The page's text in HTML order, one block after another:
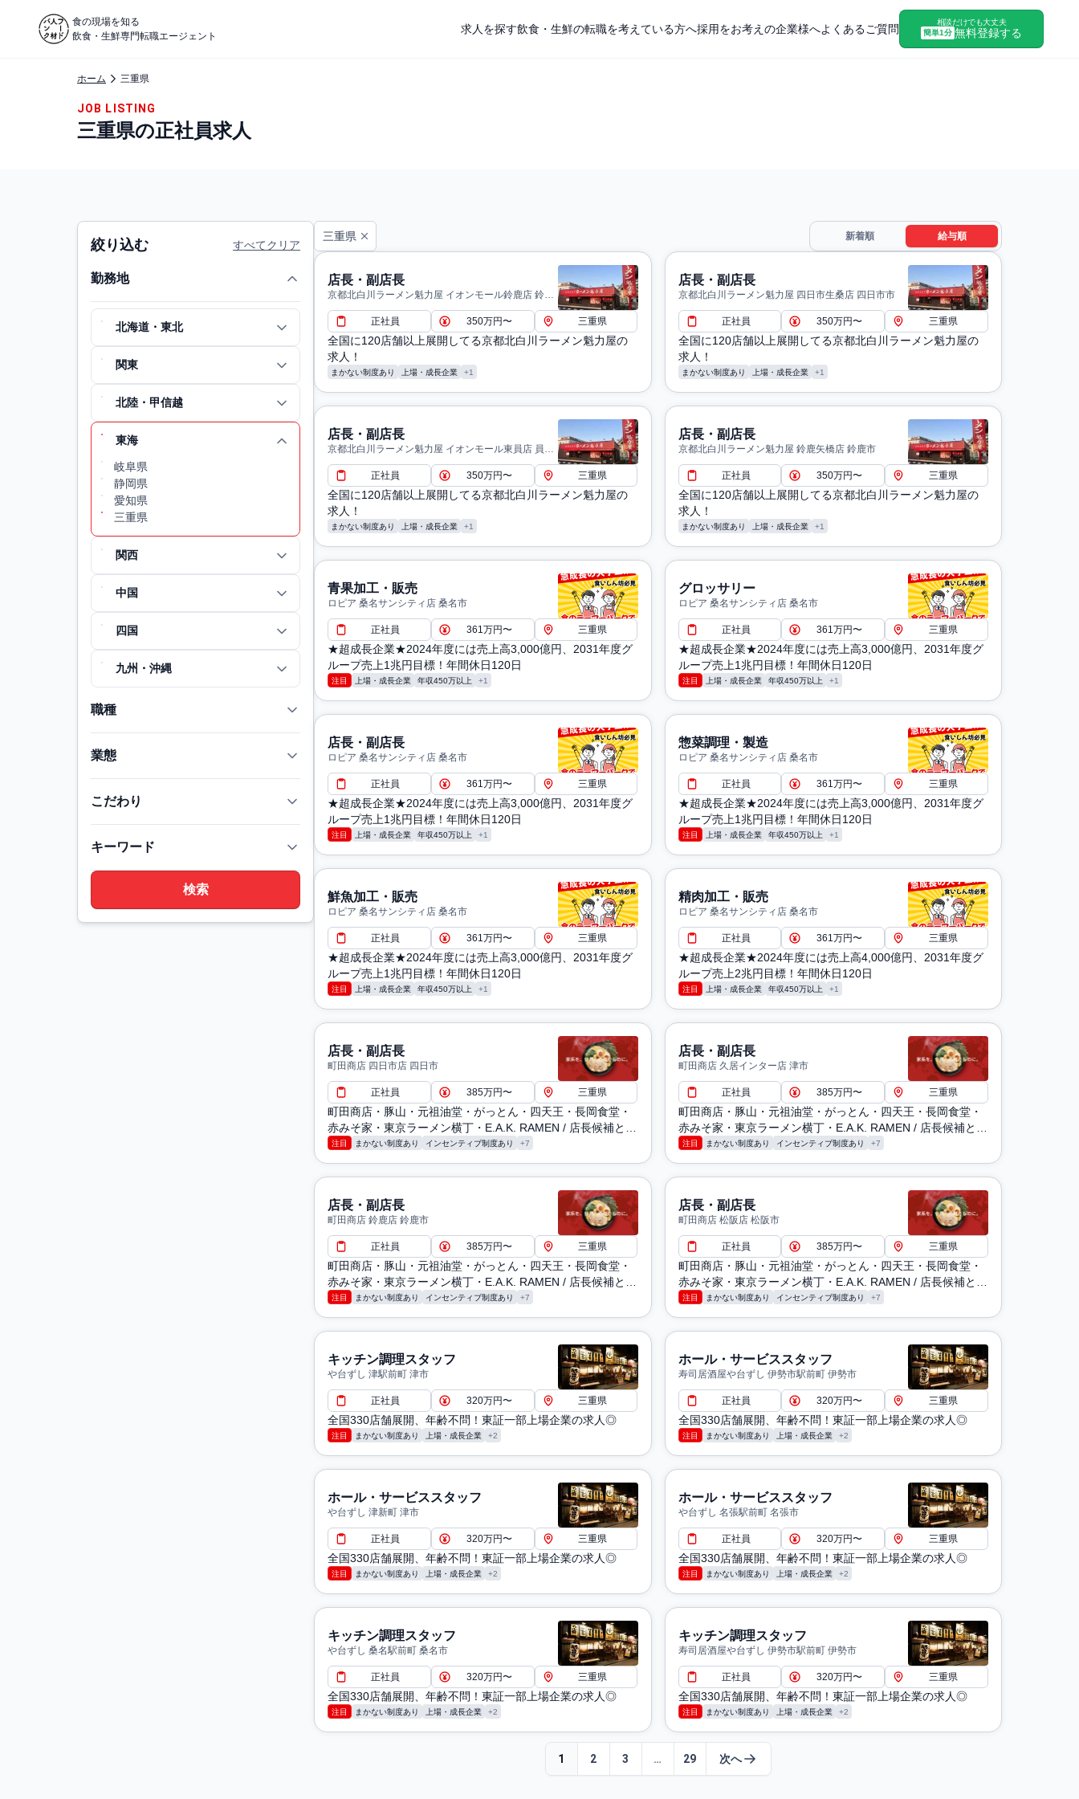
食の現場を知る
飲食・生鮮専門転職エージェント
求人を探す飲食・生鮮の転職を考えている方へ採用をお考えの企業様へよくあるご質問
相談だけでも大丈夫
簡単1分 無料登録する
ホーム 三重県
JOB LISTING
三重県の正社員求人
絞り込む すべてクリア
勤務地
北海道・東北
関東
北陸・甲信越
東海
岐阜県
静岡県
愛知県
三重県
関西
中国
四国
九州・沖縄
職種
業態
こだわり
キーワード
三重県 新着順 給与順
店長・副店長
京都北白川ラーメン魁力屋 イオンモール鈴鹿店 鈴鹿
市
正社員
350万円〜 三重県
全国に120店舗以上展開してる京都北白川ラーメン魁力屋の
求人！
まかない制度あり 上場・成長企業 +1
店長・副店長
京都北白川ラーメン魁力屋 四日市生桑店 四日市市
正社員 350万円〜 三重県
全国に120店舗以上展開してる京都北白川ラーメン魁力屋の
求人！
まかない制度あり 上場・成長企業 +1
店長・副店長
京都北白川ラーメン魁力屋 イオンモール東員店 員弁
郡東員町
正社員
350万円〜 三重県
全国に120店舗以上展開してる京都北白川ラーメン魁力屋の
求人！
まかない制度あり 上場・成長企業 +1
店長・副店長
京都北白川ラーメン魁力屋 鈴鹿矢橋店 鈴鹿市
正社員 350万円〜 三重県
全国に120店舗以上展開してる京都北白川ラーメン魁力屋の
求人！
まかない制度あり 上場・成長企業 +1
青果加工・販売
ロピア 桑名サンシティ店 桑名市
正社員 361万円〜 三重県
★超成長企業★2024年度には売上高3,000億円、2031年度グ
ループ売上1兆円目標！年間休日120日
注目 上場・成長企業 年収450万以上 +1
グロッサリー
ロピア 桑名サンシティ店 桑名市
正社員 361万円〜 三重県
★超成長企業★2024年度には売上高3,000億円、2031年度グ
ループ売上1兆円目標！年間休日120日
注目 上場・成長企業 年収450万以上 +1
店長・副店長
ロピア 桑名サンシティ店 桑名市
正社員 361万円〜 三重県
★超成長企業★2024年度には売上高3,000億円、2031年度グ
ループ売上1兆円目標！年間休日120日
注目 上場・成長企業 年収450万以上 +1
惣菜調理・製造
ロピア 桑名サンシティ店 桑名市
正社員 361万円〜 三重県
★超成長企業★2024年度には売上高3,000億円、2031年度グ
ループ売上1兆円目標！年間休日120日
注目 上場・成長企業 年収450万以上 +1
鮮魚加工・販売
ロピア 桑名サンシティ店 桑名市
正社員 361万円〜 三重県
★超成長企業★2024年度には売上高3,000億円、2031年度グ
ループ売上1兆円目標！年間休日120日
注目 上場・成長企業 年収450万以上 +1
精肉加工・販売
ロピア 桑名サンシティ店 桑名市
正社員 361万円〜 三重県
★超成長企業★2024年度には売上高4,000億円、2031年度グ
ループ売上2兆円目標！年間休日120日
注目 上場・成長企業 年収450万以上 +1
店長・副店長
町田商店 四日市店 四日市
正社員 385万円〜 三重県
町田商店・豚山・元祖油堂・がっとん・四天王・長岡食堂・
赤みそ家・東京ラーメン横丁・E.A.K. RAMEN / 店長候補とし
ての業務（仕込み・調理・洗浄・発注・シフト管理・売上管
注目 まかない制度あり インセンティブ制度あり +7
店長・副店長
町田商店 久居インター店 津市
正社員 385万円〜 三重県
町田商店・豚山・元祖油堂・がっとん・四天王・長岡食堂・
赤みそ家・東京ラーメン横丁・E.A.K. RAMEN / 店長候補とし
ての業務（仕込み・調理・洗浄・発注・シフト管理・売上管
注目 まかない制度あり インセンティブ制度あり +7
店長・副店長
町田商店 鈴鹿店 鈴鹿市
正社員 385万円〜 三重県
町田商店・豚山・元祖油堂・がっとん・四天王・長岡食堂・
赤みそ家・東京ラーメン横丁・E.A.K. RAMEN / 店長候補とし
ての業務（仕込み・調理・洗浄・発注・シフト管理・売上管
注目 まかない制度あり インセンティブ制度あり +7
店長・副店長
町田商店 松阪店 松阪市
正社員 385万円〜 三重県
町田商店・豚山・元祖油堂・がっとん・四天王・長岡食堂・
赤みそ家・東京ラーメン横丁・E.A.K. RAMEN / 店長候補とし
ての業務（仕込み・調理・洗浄・発注・シフト管理・売上管
注目 まかない制度あり インセンティブ制度あり +7
キッチン調理スタッフ
や台ずし 津駅前町 津市
正社員 320万円〜 三重県
全国330店舗展開、年齢不問！東証一部上場企業の求人◎
注目 まかない制度あり 上場・成長企業 +2
ホール・サービススタッフ
寿司居酒屋や台ずし 伊勢市駅前町 伊勢市
正社員 320万円〜 三重県
全国330店舗展開、年齢不問！東証一部上場企業の求人◎
注目 まかない制度あり 上場・成長企業 +2
ホール・サービススタッフ
や台ずし 津新町 津市
正社員 320万円〜 三重県
全国330店舗展開、年齢不問！東証一部上場企業の求人◎
注目 まかない制度あり 上場・成長企業 +2
ホール・サービススタッフ
や台ずし 名張駅前町 名張市
正社員 320万円〜 三重県
全国330店舗展開、年齢不問！東証一部上場企業の求人◎
注目 まかない制度あり 上場・成長企業 +2
キッチン調理スタッフ
や台ずし 桑名駅前町 桑名市
正社員 320万円〜 三重県
全国330店舗展開、年齢不問！東証一部上場企業の求人◎
注目 まかない制度あり 上場・成長企業 +2
キッチン調理スタッフ
寿司居酒屋や台ずし 伊勢市駅前町 伊勢市
正社員 320万円〜 三重県
全国330店舗展開、年齢不問！東証一部上場企業の求人◎
注目 まかない制度あり 上場・成長企業 +2
1 2 3 … 29 次へ